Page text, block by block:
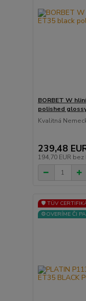
BORBET W
polished
Kvalitná
239,48
194,70 EUR bez
🛡️ TÜV
⚙️OVERÍME ČI